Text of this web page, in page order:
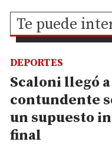
Te puede
Scaloni llegó
contundente
un supuesto
final
DEPORTES